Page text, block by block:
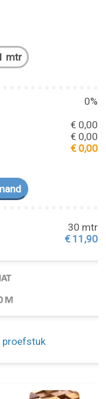
0%
€ 0,00
€ 0,00
€ 0,00
30 mtr
€ 11,90
proefstuk